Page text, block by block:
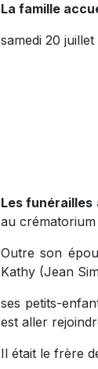
La famille
samedi 20
Les funérailles
au
Outre son
Kathy (Jean
ses petits-
est aller
Il était le frère